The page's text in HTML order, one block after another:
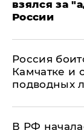
взялся за
России
Россия
Камчатке и
подводных
​В РФ